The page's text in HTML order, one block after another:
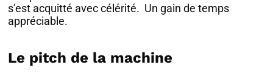
s’est acquitté avec célérité. Un gain de temps
appréciable.
Le pitch de la machine